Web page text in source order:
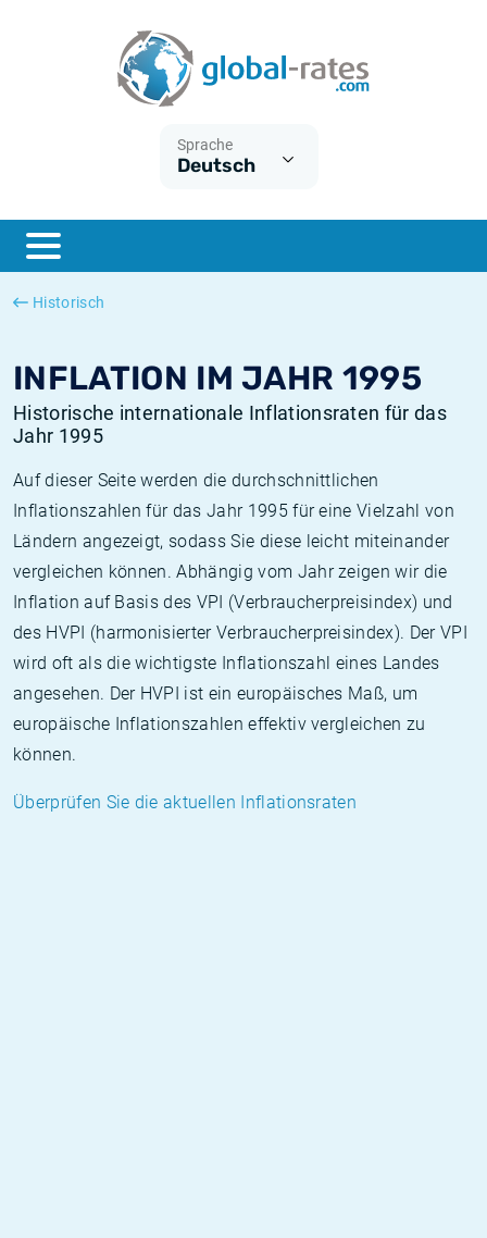
Sprache
Deutsch
Historisch
INFLATION IM JAHR 1995
Historische internationale Inflationsraten für das
Jahr 1995
Auf dieser Seite werden die durchschnittlichen
Inflationszahlen für das Jahr 1995 für eine Vielzahl von
Ländern angezeigt, sodass Sie diese leicht miteinander
vergleichen können. Abhängig vom Jahr zeigen wir die
Inflation auf Basis des VPI (Verbraucherpreisindex) und
des HVPI (harmonisierter Verbraucherpreisindex). Der VPI
wird oft als die wichtigste Inflationszahl eines Landes
angesehen. Der HVPI ist ein europäisches Maß, um
europäische Inflationszahlen effektiv vergleichen zu
können.
Überprüfen Sie die aktuellen Inflationsraten
ESTER
SONIA
Was ist die VPI-Inflation?
Was ist die HVPI-Inflation?
Deutsche inflation
Europäische inflation
Historische Euribor-Sätze
Historische ESTER-Sätze
Historische SOFR-Sätze
Historische SONIA-Sätze
Inflationsrechner